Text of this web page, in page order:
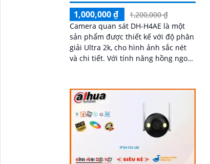
1,000,000 ₫
1,200,000 ₫
Camera quan sát DH-H4AE là một
sản phẩm được thiết kế với độ phân
giải Ultra 2k, cho hình ảnh sắc nét
và chi tiết. Với tính năng hồng ngoại
cách lên đến 10m